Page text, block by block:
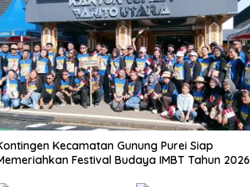
Kecamatan Gunung Purei Siap
Festival Budaya IMBT Tahun 2026